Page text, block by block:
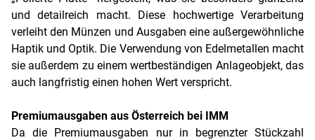
und detailreich macht. Diese hochwertige Verarbeitung
verleiht den Münzen und Ausgaben eine außergewöhnliche
Haptik und Optik. Die Verwendung von Edelmetallen macht
sie außerdem zu einem wertbeständigen Anlageobjekt, das
auch langfristig einen hohen Wert verspricht.
Premiumausgaben aus Österreich bei IMM
Da die Premiumausgaben nur in begrenzter Stückzahl